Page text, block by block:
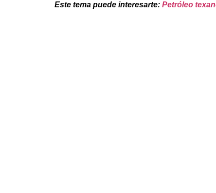
Este tema puede interesarte: Petróleo